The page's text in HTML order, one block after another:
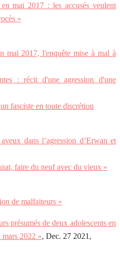
mai 2017 : les accusés veulent
»
mai 2017, l'enquête mise à mal à
: récit d'une agression d'une
fasciste en toute discrétion
dans l’agression d’Erwan et
faire du neuf avec du vieux »
de malfaiteurs »
présumés de deux adolescents en
mars 2022 », Dec. 27 2021,